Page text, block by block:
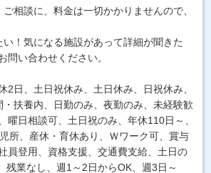
相談に、料金は一切かかりませんので、
！気になる施設があって詳細が聞きた
問い合わせください。
2日、土日祝休み、土日休み、日祝休み、
扶養内、日勤のみ、夜勤のみ、未経験歓
曜日相談可、土日祝のみ、年休110日～、
所、産休・育休あり、Ｗワーク可、賞与
員登用、資格支援、交通費支給、土日の
残業なし、週1～2日からOK、週3日～